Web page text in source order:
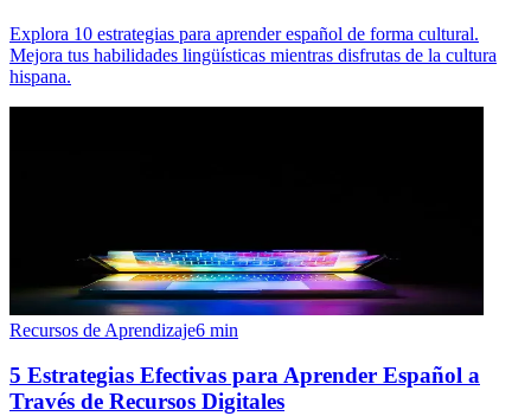
Explora 10 estrategias para aprender español de forma cultural.
Mejora tus habilidades lingüísticas mientras disfrutas de la cultura
hispana.
Recursos de Aprendizaje6 min
5 Estrategias Efectivas para Aprender Español a
Través de Recursos Digitales